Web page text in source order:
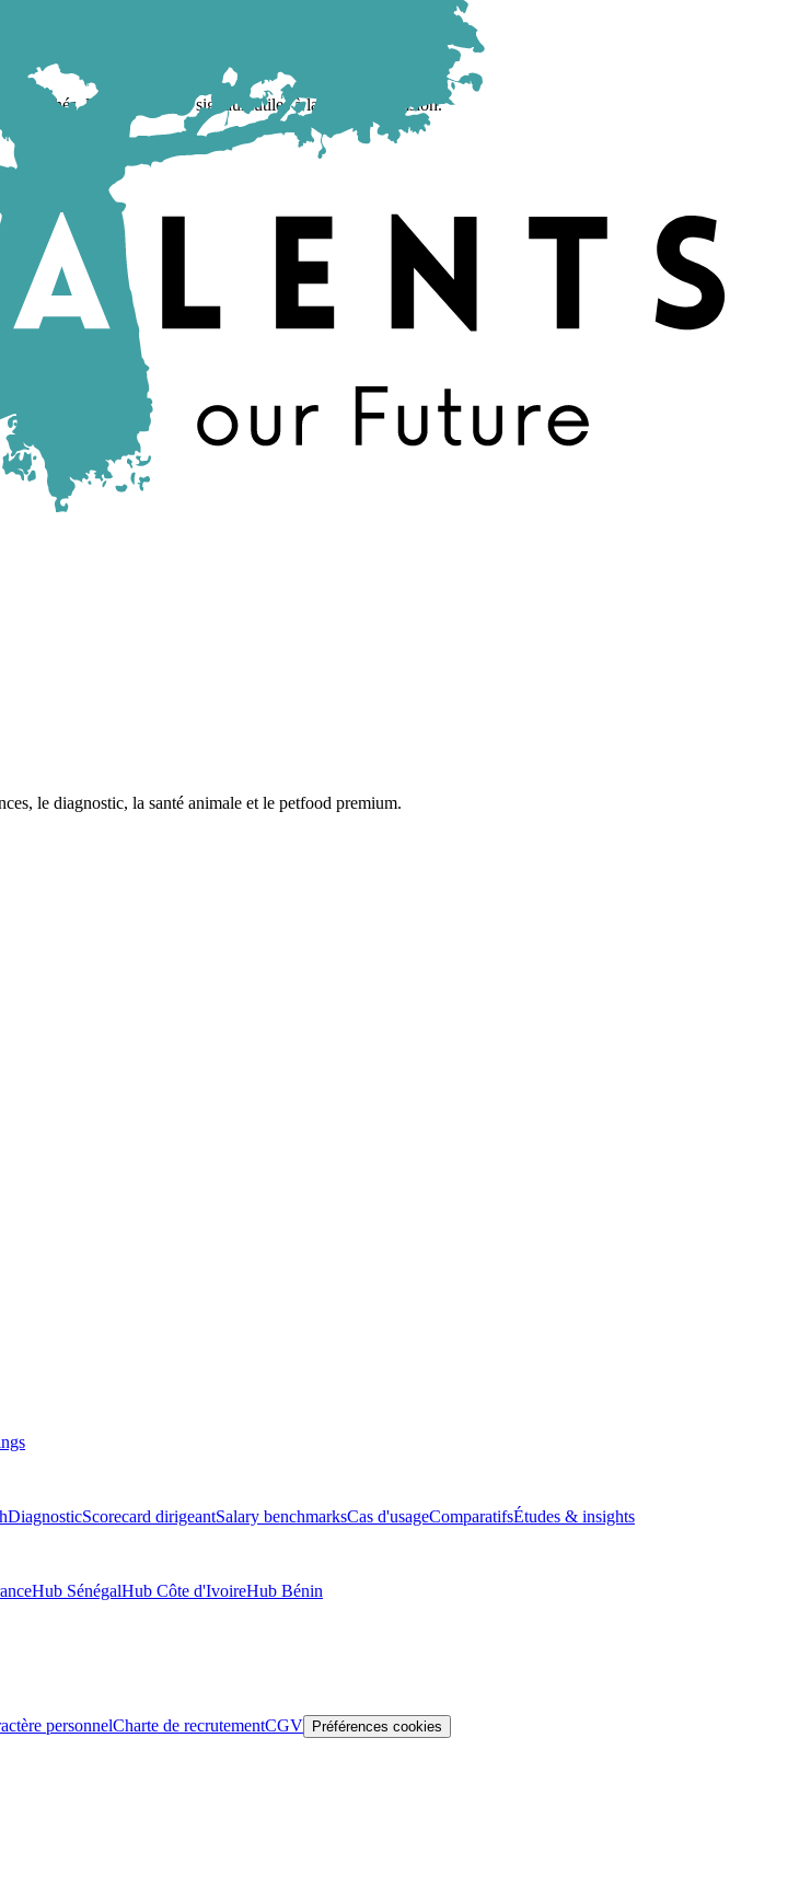
les talents et les signaux utiles à la prise de décision.
le diagnostic, la santé animale et le petfood premium.
DiagnosticScorecard dirigeantSalary benchmarksCas d'usageComparatifsÉtudes & insights
Hub SénégalHub Côte d'IvoireHub Bénin
personnelCharte de recrutementCGV Préférences cookies